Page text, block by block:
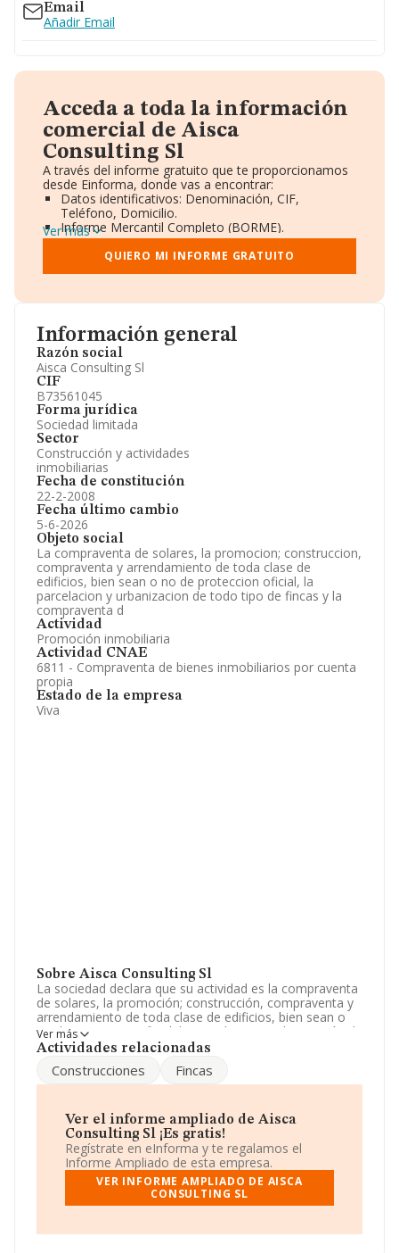
Información general
Razón social
Aisca Consulting Sl
CIF
B73561045
Forma jurídica
Sociedad limitada
Sector
Construcción y actividades
inmobiliarias
Fecha de constitución
22-2-2008
Fecha último cambio
5-6-2026
Objeto social
La compraventa de solares, la promocion; construccion,
compraventa y arrendamiento de toda clase de
edificios, bien sean o no de proteccion oficial, la
parcelacion y urbanizacion de todo tipo de fincas y la
compraventa d
Actividad
Promoción inmobiliaria
Actividad CNAE
6811 - Compraventa de bienes inmobiliarios por cuenta
propia
Estado de la empresa
Viva
Sobre Aisca Consulting Sl
La sociedad declara que su actividad es la compraventa
de solares, la promoción; construcción, compraventa y
arrendamiento de toda clase de edificios, bien sean o
no de proteccion oficial, la parcelacion y urbanización de
todo tipo de fincas y la compraventa d. La sociedad
Limitada. Su CNAE corresponde a 6811 con código
'%cnae%'. La empresa no tiene actividad en mercados
La empresa españolaAisca Consulting S.L
número de identificación fiscal B73561045, está situada
en Calle Puerta Nueva núm. 20 1, (30008), Murcia,
Murcia.
En base a la información de la que dispone INFORMA
facturación alcanza la cifra de 7.139 millones de euros y
Ver más
Actividades relacionadas
Construcciones Fincas
Ver el informe ampliado de Aisca
Consulting Sl ¡Es gratis!
Regístrate en eInforma y te regalamos el
Informe Ampliado de esta empresa.
VER INFORME AMPLIADO DE AISCA
CONSULTING SL
Email
Añadir Email
Acceda a toda la información
comercial de Aisca
Consulting Sl
A través del informe gratuito que te proporcionamos
desde Einforma, donde vas a encontrar:
Datos identificativos: Denominación, CIF,
Teléfono, Domicilio.
Informe Mercantil Completo (BORME).
Gráficos de Evolución Ventas y Empleados.
Consejo de Administración y Administradores.
Directivos y Ejecutivos.
Información oficial y registral complementaria.
Ver más
QUIERO MI INFORME GRATUITO